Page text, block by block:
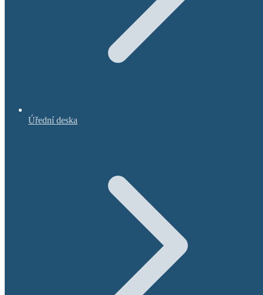
Úřední deska